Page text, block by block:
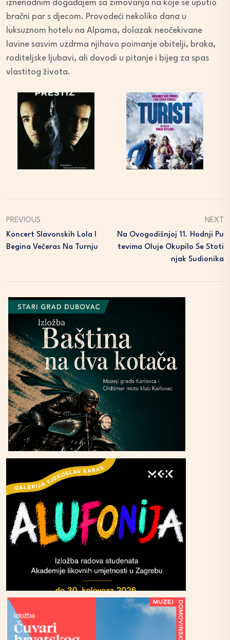
iznenadnim događajem sa zimovanja na koje se uputio
bračni par s djecom. Provodeći nekoliko dana u
luksuznom hotelu na Alpama, dolazak neočekivane
lavine sasvim uzdrma njihovo poimanje obitelji, braka,
roditeljske ljubavi, ali dovodi u pitanje i bijeg za spas
vlastitog života.
PREVIOUS
Koncert Slavonskih Lola I
Begina Večeras Na Turnju
NEXT
Na Ovogodišnjoj 11. Hodnji Pu
Tevima Oluje Okupilo Se Stoti
Njak Sudionika